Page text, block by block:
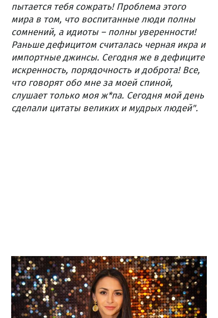
пытается тебя сожрать! Проблема этого
мира в том, что воспитанные люди полны
сомнений, а идиоты – полны уверенности!
Раньше дефицитом считалась черная икра и
импортные джинсы. Сегодня же в дефиците
искренность, порядочность и доброта! Все,
что говорят обо мне за моей спиной,
слушает только моя ж*па. Сегодня мой день
сделали цитаты великих и мудрых людей".